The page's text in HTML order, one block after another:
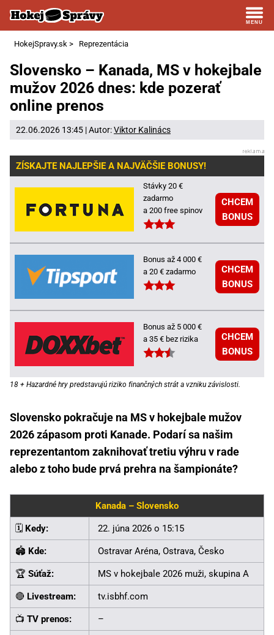
HokejSpravy.sk > Reprezentácia
Slovensko – Kanada, MS v hokejbale
mužov 2026 dnes: kde pozerať
online prenos
22.06.2026 13:45 | Autor:Viktor Kalinács
ZÍSKAJTE NAJLEPŠIE A NAJVÄČŠIE BONUSY!
Stávky 20 €
zadarmo
a 200 free spinov
CHCEM
BONUS
Bonus až 4 000 €
a 20 € zadarmo
CHCEM
BONUS
Bonus až 5 000 €
a 35 € bez rizika
CHCEM
BONUS
18 + Hazardné hry predstavujú riziko finančných strát a vzniku závislosti.
Slovensko pokračuje na MS v hokejbale mužov
2026 zápasom proti Kanade. Podarí sa našim
reprezentantom zaknihovať tretiu výhru v rade
alebo z toho bude prvá prehra na šampionáte?
Kanada – Slovensko
🗓️ Kedy: 22. júna 2026 o 15:15
🏟️ Kde: Ostravar Aréna, Ostrava, Česko
🏆 Súťaž: MS v hokejbale 2026 muži, skupina A
🔴 Livestream: tv.isbhf.com
📺 TV prenos: –